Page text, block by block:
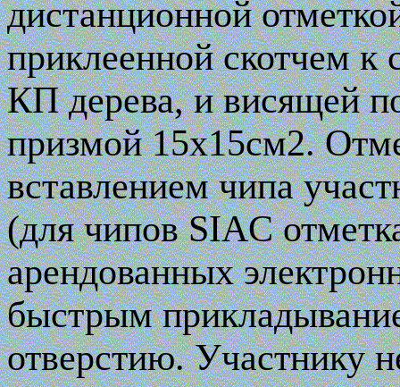
дистанционной
приклеенной скотчем к
КП дерева, и висящей
призмой 15х15см2.
вставлением чипа
(для чиповSIAC
арендованных
быстрым
отверстию. Участнику